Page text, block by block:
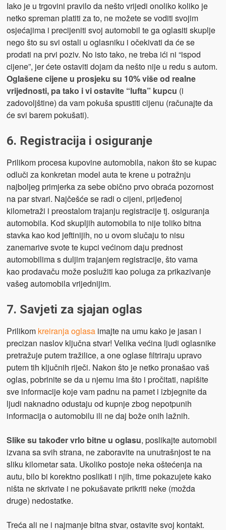
Iako je u trgovini pravilo da nešto vrijedi onoliko koliko je
netko spreman platiti za to, ne možete se voditi svojim
osjećajima i precijeniti svoj automobil te ga oglasiti skuplje
nego što su svi ostali u oglasniku i očekivati da će se
prodati na prvi poziv. No isto tako, ne treba ići ni “ispod
cijene”, jer ćete ostaviti dojam da nešto nije u redu s autom.
Oglašene cijene u prosjeku su 10% više od realne
vrijednosti, pa tako i vi ostavite “lufta” kupcu (i
zadovoljštine) da vam pokuša spustiti cijenu (računajte da
će svi barem pokušati).
6. Registracija i osiguranje
Prilikom procesa kupovine automobila, nakon što se kupac
odluči za konkretan model auta te krene u potražnju
najboljeg primjerka za sebe obično prvo obraća pozornost
na par stvari. Najčešće se radi o cijeni, prijeđenoj
kilometraži i preostalom trajanju registracije tj. osiguranja
automobila. Kod skupljih automobila to nije toliko bitna
stavka kao kod jeftinijih, no u ovom slučaju to nisu
zanemarive svote te kupci većinom daju prednost
automobilima s duljim trajanjem registracije, što vama
kao prodavaču može poslužiti kao poluga za prikazivanje
vašeg automobila vrijednijim.
7. Savjeti za sjajan oglas
Prilikom kreiranja oglasaimajte na umu kako je jasan i
precizan naslov ključna stvar! Velika većina ljudi oglasnike
pretražuje putem tražilice, a one oglase filtriraju upravo
putem tih ključnih riječi. Nakon što je netko pronašao vaš
oglas, pobrinite se da u njemu ima što i pročitati, napišite
sve informacije koje vam padnu na pamet i izbjegnite da
ljudi naknadno odustaju od kupnje zbog nepotpunih
informacija o automobilu ili ne daj bože onih lažnih.
Slike su također vrlo bitne u oglasu, poslikajte automobil
izvana sa svih strana, ne zaboravite na unutrašnjost te na
sliku kilometar sata. Ukoliko postoje neka oštećenja na
autu, bilo bi korektno poslikati i njih, time pokazujete kako
ništa ne skrivate i ne pokušavate prikriti neke (možda
druge) nedostatke.
Treća ali ne i najmanje bitna stvar, ostavite svoj kontakt.